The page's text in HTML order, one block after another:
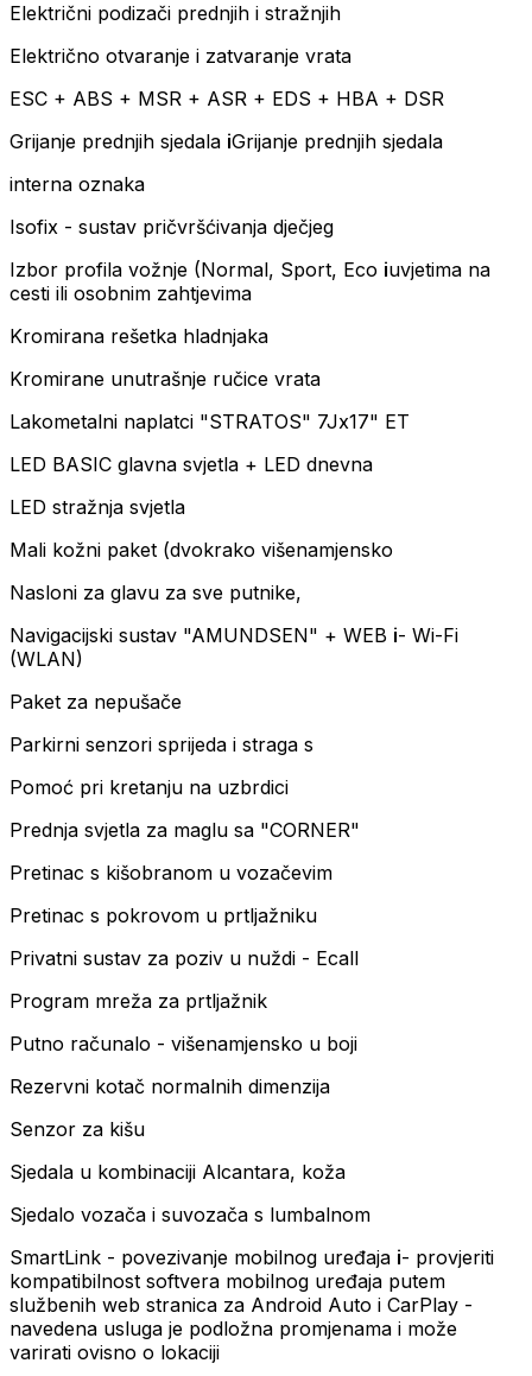
Električni podizači prednjih i stražnjih
Električno otvaranje i zatvaranje vrata
ESC + ABS + MSR + ASR + EDS + HBA + DSR
Grijanje prednjih sjedala iGrijanje prednjih sjedala
interna oznaka
Isofix - sustav pričvršćivanja dječjeg
Izbor profila vožnje (Normal, Sport, Eco iuvjetima na
cesti ili osobnim zahtjevima
Kromirana rešetka hladnjaka
Kromirane unutrašnje ručice vrata
Lakometalni naplatci "STRATOS" 7Jx17" ET
LED BASIC glavna svjetla + LED dnevna
LED stražnja svjetla
Mali kožni paket (dvokrako višenamjensko
Nasloni za glavu za sve putnike,
Navigacijski sustav "AMUNDSEN" + WEB i- Wi-Fi
(WLAN)
Paket za nepušače
Parkirni senzori sprijeda i straga s
Pomoć pri kretanju na uzbrdici
Prednja svjetla za maglu sa "CORNER"
Pretinac s kišobranom u vozačevim
Pretinac s pokrovom u prtljažniku
Privatni sustav za poziv u nuždi - Ecall
Program mreža za prtljažnik
Putno računalo - višenamjensko u boji
Rezervni kotač normalnih dimenzija
Senzor za kišu
Sjedala u kombinaciji Alcantara, koža
Sjedalo vozača i suvozača s lumbalnom
SmartLink - povezivanje mobilnog uređaja i- provjeriti
kompatibilnost softvera mobilnog uređaja putem
službenih web stranica za Android Auto i CarPlay -
navedena usluga je podložna promjenama i može
varirati ovisno o lokaciji